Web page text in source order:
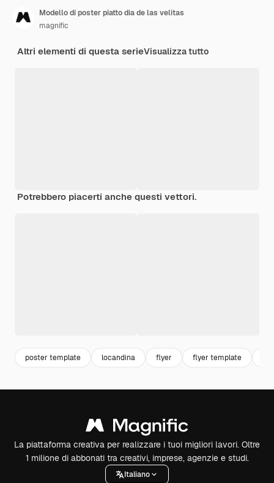
Modello di poster piatto dia de las velitas
magnific
Altri elementi di questa serieVisualizza tutto
Potrebbero piacerti anche questi vettori.
poster template locandina flyer flyer template
La piattaforma creativa per realizzare i tuoi migliori lavori. Oltre
1 milione di abbonati tra creativi, imprese, agenzie e studi.
Italiano